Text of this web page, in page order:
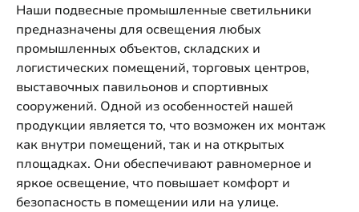
Наши подвесные промышленные светильники
предназначены для освещения любых
промышленных объектов, складских и
логистических помещений, торговых центров,
выставочных павильонов и спортивных
сооружений. Одной из особенностей нашей
продукции является то, что возможен их монтаж
как внутри помещений, так и на открытых
площадках. Они обеспечивают равномерное и
яркое освещение, что повышает комфорт и
безопасность в помещении или на улице.